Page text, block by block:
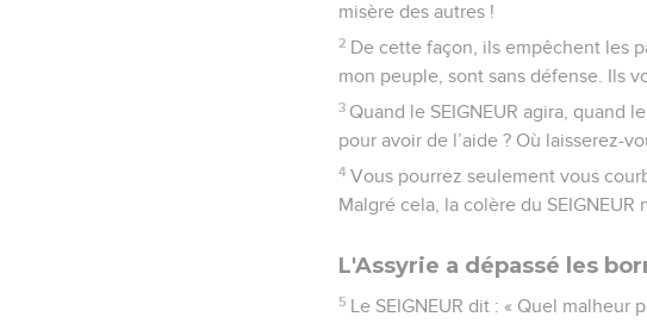
misère des autres !
2 De cette façon, ils empêchent les
mon peuple, sont sans défense. Ils
3 Quand le SEIGNEUR agira, quand
pour avoir de l’aide ? Où laisserez-
4 Vous pourrez seulement vous
Malgré cela, la colère du
L'Assyrie a dépassé les
5 Le SEIGNEUR dit : « Quel